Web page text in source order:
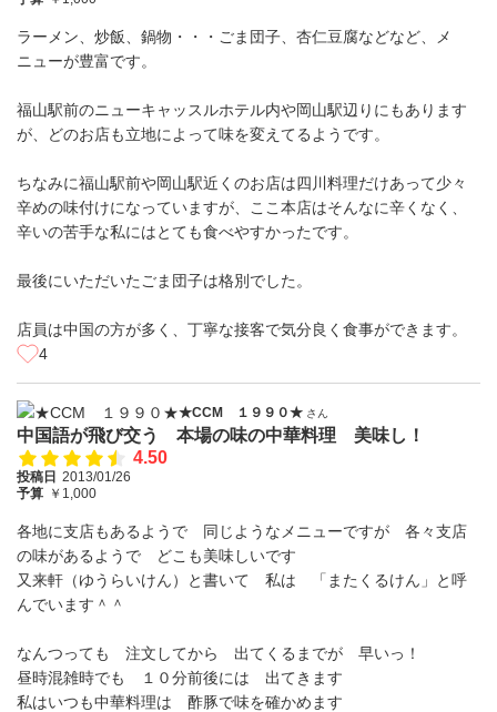
ラーメン、炒飯、鍋物・・・ごま団子、杏仁豆腐などなど、メ
ニューが豊富です。
福山駅前のニューキャッスルホテル内や岡山駅辺りにもあります
が、どのお店も立地によって味を変えてるようです。
ちなみに福山駅前や岡山駅近くのお店は四川料理だけあって少々
辛めの味付けになっていますが、ここ本店はそんなに辛くなく、
辛いの苦手な私にはとても食べやすかったです。
最後にいただいたごま団子は格別でした。
店員は中国の方が多く、丁寧な接客で気分良く食事ができます。
4
★CCM １９９０★ さん
中国語が飛び交う 本場の味の中華料理 美味し！
4.50
投稿日 2013/01/26
予算 ￥1,000
各地に支店もあるようで 同じようなメニューですが 各々支店
の味があるようで どこも美味しいです
又来軒（ゆうらいけん）と書いて 私は 「またくるけん」と呼
んでいます＾＾
なんつっても 注文してから 出てくるまでが 早いっ！
昼時混雑時でも １０分前後には 出てきます
私はいつも中華料理は 酢豚で味を確かめます